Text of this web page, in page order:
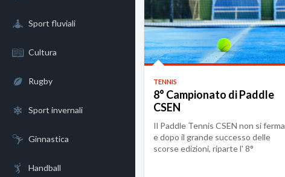
Sport fluviali
Cultura
Rugby
Sport invernali
Ginnastica
Handball
TENNIS
8° Campionato di Paddle
CSEN
Il Paddle Tennis CSEN non si ferma
e dopo il grande successo delle
scorse edizioni, riparte l' 8°